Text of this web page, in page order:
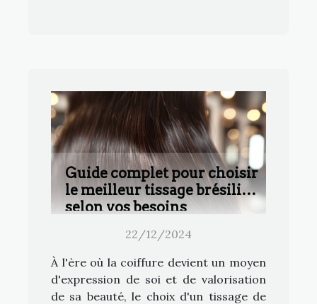
Guide complet pour choisir
le meilleur tissage brésilien
selon vos besoins
22/12/2024
À l'ère où la coiffure devient un moyen
d'expression de soi et de valorisation
de sa beauté, le choix d'un tissage de